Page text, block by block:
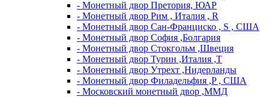
- Монетный двор Претория, ЮАР
- Монетный двор Рим , Италия , R
- Монетный двор Сан-Франциско , S , США
- Монетный двор София ,Болгария
- Монетный двор Стокгольм ,Швеция
- Монетный двор Турин ,Италия ,T
- Монетный двор Утрехт ,Нидерланды
- Монетный двор Филадельфия ,P , США
- Московский монетный двор ,ММД